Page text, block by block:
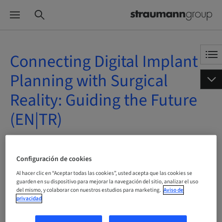
Connecting Digital Implant
Planning with Surgical
Reality: Guiding the Future
(EN|TR)
RESERVAR AHORA
Estado
Configuración de cookies
Al hacer clic en “Aceptar todas las cookies”, usted acepta que las cookies se
guarden en su dispositivo para mejorar la navegación del sitio, analizar el uso
del mismo, y colaborar con nuestros estudios para marketing. Aviso de
privacidad